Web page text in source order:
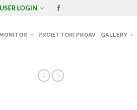
LOGIN
MONITOR PROIETTORI PROAV GALLERY